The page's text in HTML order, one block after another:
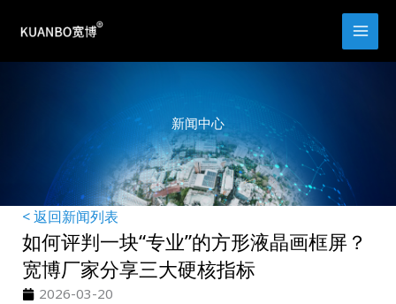
新闻中心
< 返回新闻列表
如何评判一块“专业”的方形液晶画框屏？
宽博厂家分享三大硬核指标
2026-03-20